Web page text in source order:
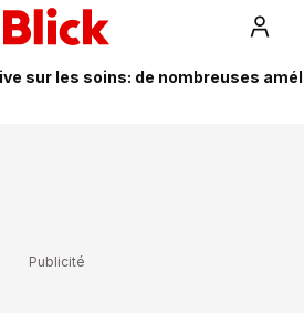
sur les soins: de nombreuses